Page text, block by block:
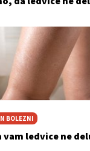
BOLEZNI
vam ledvice ne